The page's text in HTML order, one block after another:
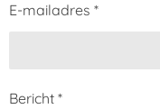
E-mailadres *
Bericht *